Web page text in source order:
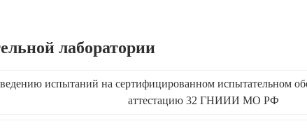
лаборатории
испытаний на сертифицированном испытательном
аттестацию 32 ГНИИИ МО РФ